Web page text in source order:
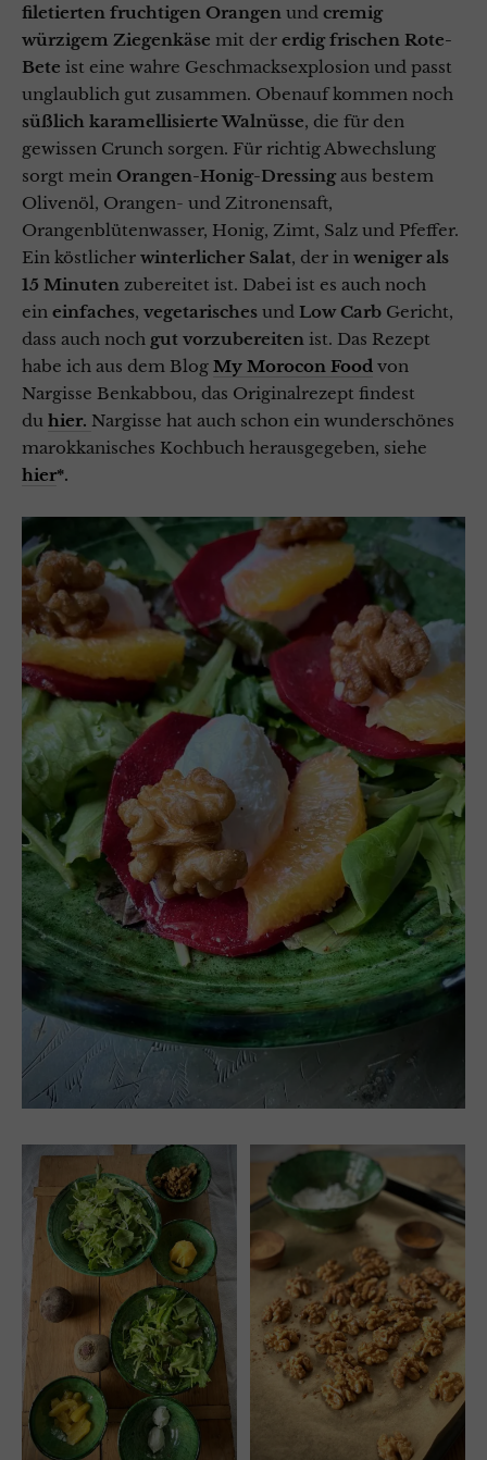
filetierten fruchtigen Orangen und cremig
würzigem Ziegenkäse mit der erdig frischen Rote-
Bete ist eine wahre Geschmacksexplosion und passt
unglaublich gut zusammen. Obenauf kommen noch
süßlich karamellisierte Walnüsse, die für den
gewissen Crunch sorgen. Für richtig Abwechslung
sorgt mein Orangen-Honig-Dressing aus bestem
Olivenöl, Orangen- und Zitronensaft,
Orangenblütenwasser, Honig, Zimt, Salz und Pfeffer.
Ein köstlicher winterlicher Salat, der in weniger als
15 Minuten zubereitet ist. Dabei ist es auch noch
ein einfaches, vegetarisches und Low Carb Gericht,
dass auch noch gut vorzubereiten ist. Das Rezept
habe ich aus dem Blog My Morocon Food von
Nargisse Benkabbou, das Originalrezept findest
du hier. Nargisse hat auch schon ein wunderschönes
marokkanisches Kochbuch herausgegeben, siehe
hier*.